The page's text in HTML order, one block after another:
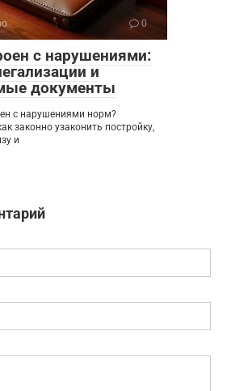
0
с нарушениями:
и
документы
с нарушениями норм?
законно узаконить постройку,
и